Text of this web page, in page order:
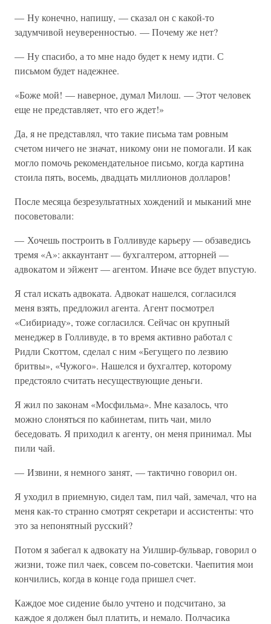
— Ну конечно, напишу, — сказал он с какой-то
задумчивой неуверенностью. — Почему же нет?
— Ну спасибо, а то мне надо будет к нему идти. С
письмом будет надежнее.
«Боже мой! — наверное, думал Милош. — Этот человек
еще не представляет, что его ждет!»
Да, я не представлял, что такие письма там ровным
счетом ничего не значат, никому они не помогали. И как
могло помочь рекомендательное письмо, когда картина
стоила пять, восемь, двадцать миллионов долларов!
После месяца безрезультатных хождений и мыканий мне
посоветовали:
— Хочешь построить в Голливуде карьеру — обзаведись
тремя «А»: аккаунтант — бухгалтером, атторней —
адвокатом и эйжент — агентом. Иначе все будет впустую.
Я стал искать адвоката. Адвокат нашелся, согласился
меня взять, предложил агента. Агент посмотрел
«Сибириаду», тоже согласился. Сейчас он крупный
менеджер в Голливуде, в то время активно работал с
Ридли Скоттом, сделал с ним «Бегущего по лезвию
бритвы», «Чужого». Нашелся и бухгалтер, которому
предстояло считать несуществующие деньги.
Я жил по законам «Мосфильма». Мне казалось, что
можно слоняться по кабинетам, пить чаи, мило
беседовать. Я приходил к агенту, он меня принимал. Мы
пили чай.
— Извини, я немного занят, — тактично говорил он.
Я уходил в приемную, сидел там, пил чай, замечал, что на
меня как-то странно смотрят секретари и ассистенты: что
это за непонятный русский?
Потом я забегал к адвокату на Уилшир-бульвар, говорил о
жизни, тоже пил чаек, совсем по-советски. Чаепития мои
кончились, когда в конце года пришел счет.
Каждое мое сидение было учтено и подсчитано, за
каждое я должен был платить, и немало. Полчасика